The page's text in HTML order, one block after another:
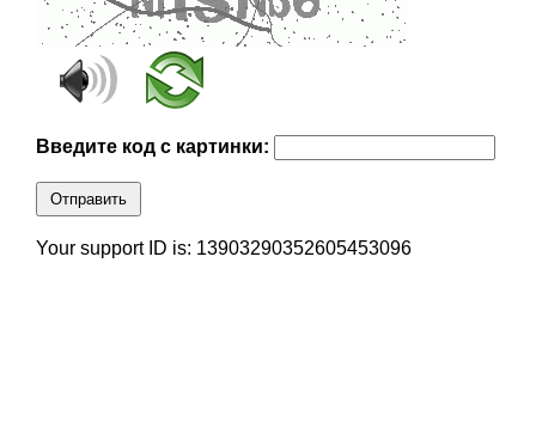
Введите код с картинки:
Отправить
Your support ID is: 13903290352605453096